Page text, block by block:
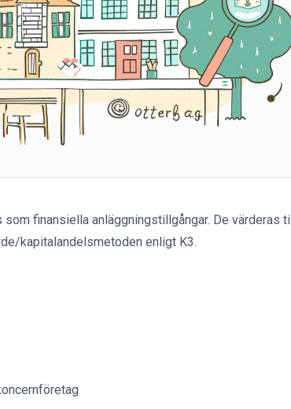
finansiella anläggningstillgångar. De värderas till
kapitalandelsmetoden enligt K3.